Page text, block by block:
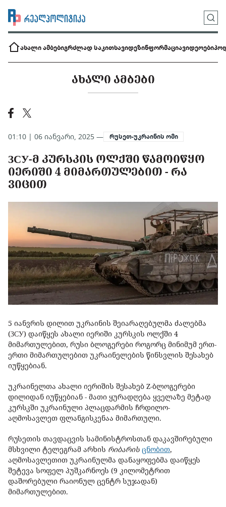
ახალი ამბებიგრძლად საკითხავიდეზინფორმაციავიდეოები
ᲐᲮᲐᲚᲘ ᲐᲛᲑᲔᲑᲘ
01:10 | 06 იანვარი, 2025 — რუსეთ-უკრაინის ომი
ЗСУ-Მ ᲙᲣᲠᲡᲙᲘᲡ ᲝᲚᲥᲨᲘ ᲬᲐᲛᲝᲘᲬᲧᲝ
ᲘᲔᲠᲘᲨᲘ 4 ᲛᲘᲛᲐᲠᲗᲣᲚᲔᲑᲘᲗ - ᲠᲐ
ᲕᲘᲪᲘᲗ
5 იანვრის დილით უკრაინის შეიარაღებულმა ძალებმა
(ЗСУ) დაიწყეს ახალი იერიში კურსკის ოლქში 4
მიმართულებით, რუსი ბლოგერები როგორც მინიმუმ ერთ-
ერთი მიმართულებით უკრაინელების წინსვლის შესახებ
იუწყებიან.
უკრაინელთა ახალი იერიშის შესახებ Z-ბლოგერები
დილიდან იუწყებიან - მათი ყურადღება ყველაზე მეტად
კურსკში უკრაინული პლაცდარმის ჩრდილო-
აღმოსავლეთ ფლანგისკენაა მიმართული.
რუსეთის თავდაცვის სამინისტროსთან დაკავშირებული
მსხვილი ტელეგრამ არხის რიბარის ცნობით,
აღმოსავლეთით უკრაინულმა დანაყოფებმა დაიწყეს
შეტევა სოფელ პუშკარნოეს (9 კილომეტრით
დაშორებული რაიონულ ცენტრ სუჯადან)
მიმართულებით.